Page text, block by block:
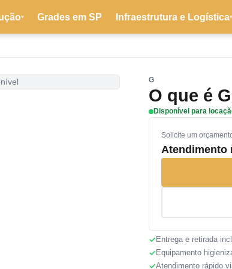
▾ Grades em SP Infraestrutura e Logística▾
G
O que é
Disponível para
Solicite um
Atendimento
Entrega e retirada
Equipamento
Atendimento rápido